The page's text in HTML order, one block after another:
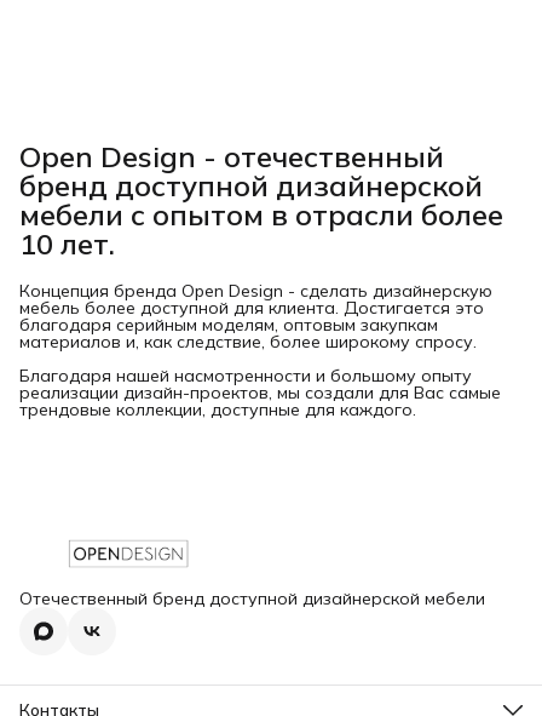
Open Design - отечественный
бренд доступной дизайнерской
мебели с опытом в отрасли более
10 лет.
Концепция бренда Open Design - сделать дизайнерскую
мебель более доступной для клиента. Достигается это
благодаря серийным моделям, оптовым закупкам
материалов и, как следствие, более широкому спросу.
Благодаря нашей насмотренности и большому опыту
реализации дизайн-проектов, мы создали для Вас самые
трендовые коллекции, доступные для каждого.
Отечественный бренд доступной дизайнерской мебели
Контакты